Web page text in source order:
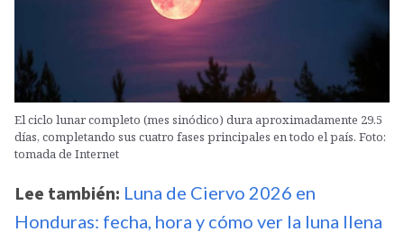
El ciclo lunar completo (mes sinódico) dura aproximadamente 29.5
días, completando sus cuatro fases principales en todo el país. Foto:
tomada de Internet
Lee también: Luna de Ciervo 2026 en
Honduras: fecha, hora y cómo ver la luna llena